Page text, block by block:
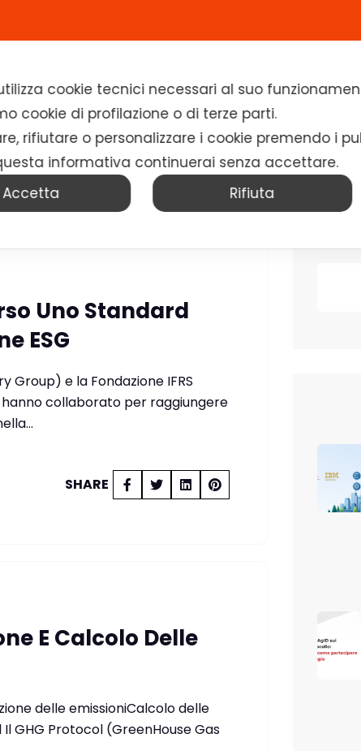
Home Chi siamo Soluzioni News
Uno Standard
ESG
Group) e la Fondazione IFRS
collaborato per raggiungere
SHARE
E Calcolo Delle
delle emissioniCalcolo delle
GHG Protocol (GreenHouse Gas
cookie tecnici necessari al suo
cookie di profilazione o di terze parti.
rifiutare o personalizzare i cookie premendo i
informativa continuerai senza accettare.
Accetta
Rifiuta